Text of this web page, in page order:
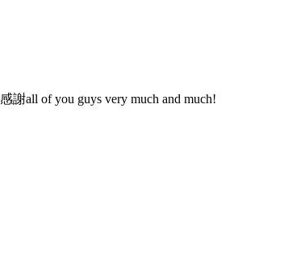
all of you guys very much and much!